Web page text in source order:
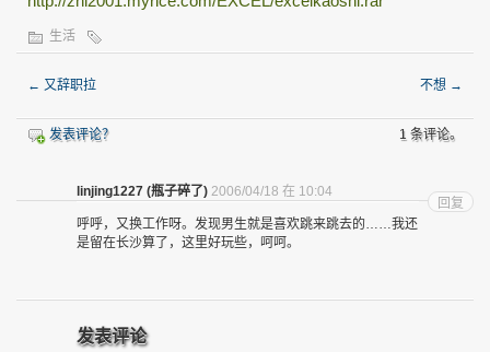
生活
← 又辞职拉 不想 →
发表评论？ 1 条评论。
linjing1227 (瓶子碎了) 2006/04/18 在 10:04
呼呼，又换工作呀。发现男生就是喜欢跳来跳去的……我还
是留在长沙算了，这里好玩些，呵呵。
回复
发表评论